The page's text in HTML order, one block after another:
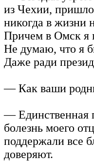
из Чехии, пришло
никогда в жизни
Причем в Омск я
Не думаю, что я
Даже ради
— Как ваши
— Единственная
болезнь моего
поддержали все
доверяют.